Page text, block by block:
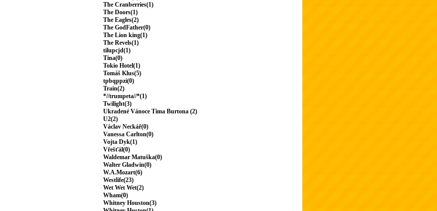
The Cranberries(1)
The Doors(1)
The Eagles(2)
The GodFather(0)
The Lion king(1)
The Revels(1)
tilupcjd(1)
Tina(0)
Tokio Hotel(1)
Tomáš Klus(5)
tpbqppzi(0)
Train(2)
*//trumpeta//*(1)
Twilight(3)
Ukradené Vánoce Tima Burtona (2)
U2(2)
Václav Neckář(0)
Vanessa Carlton(0)
Vojta Dyk(1)
Vřešťál(0)
Waldemar Matuška(0)
Walter Gladwin(0)
W.A.Mozart(6)
Westlife(23)
Wet Wet Wet(2)
Wham(0)
Whitney Houston(3)